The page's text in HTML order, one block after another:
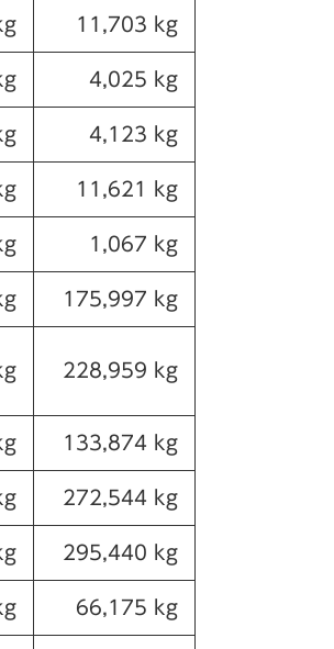
11,703 kg
4,025 kg
4,123 kg
11,621 kg
1,067 kg
175,997 kg
228,959 kg
133,874 kg
272,544 kg
295,440 kg
66,175 kg